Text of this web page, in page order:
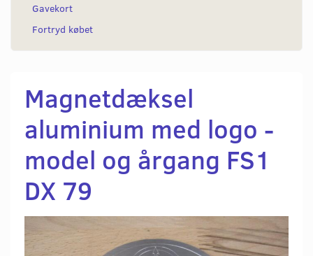
Gavekort
Fortryd købet
Magnetdæksel
aluminium med logo -
model og årgang FS1
DX 79